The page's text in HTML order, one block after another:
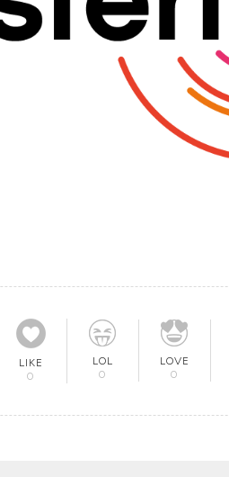
LIKE
0
LOL
0
LOVE
0